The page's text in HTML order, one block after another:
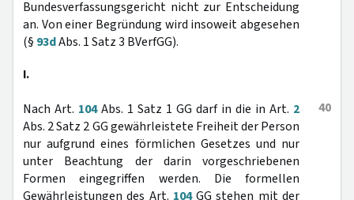
Bundesverfassungsgericht nicht zur Entscheidung
an. Von einer Begründung wird insoweit abgesehen
(§ 93dAbs. 1 Satz 3 BVerfGG).
I.
40
Nach Art. 104Abs. 1 Satz 1 GG darf in die in Art. 2
Abs. 2 Satz 2 GG gewährleistete Freiheit der Person
nur aufgrund eines förmlichen Gesetzes und nur
unter Beachtung der darin vorgeschriebenen
Formen eingegriffen werden. Die formellen
Gewährleistungen des Art. 104GG stehen mit der